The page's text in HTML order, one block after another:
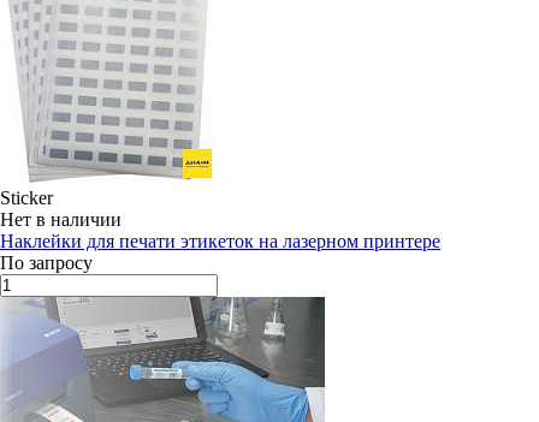
Sticker
Нет в наличии
Наклейки для печати этикеток на лазерном принтере
По запросу